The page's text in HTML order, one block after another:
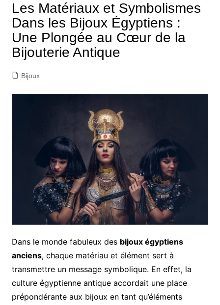
Les Matériaux et Symbolismes
Dans les Bijoux Égyptiens :
Une Plongée au Cœur de la
Bijouterie Antique
Bijoux
Dans le monde fabuleux des bijoux égyptiens
anciens, chaque matériau et élément sert à
transmettre un message symbolique. En effet, la
culture égyptienne antique accordait une place
prépondérante aux bijoux en tant qu’éléments